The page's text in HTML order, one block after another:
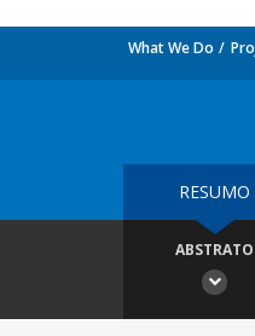
What We Do
RESUMO
ABSTRATO